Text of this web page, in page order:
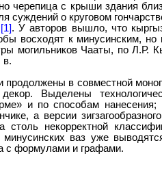
черепица с крыши здания
суждений о круговом
[1]. У авторов вышло, что
восходят к минусинским,
могильников Чааты, по Л.Р.
в.
в совместной
Выделены
и по способам нанесения;
а версии
столь некорректной
ваз уже
с формулами и графами.